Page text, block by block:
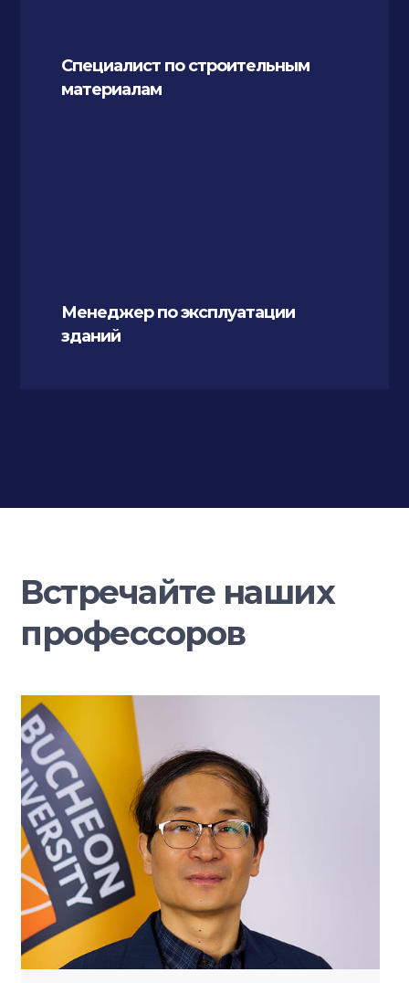
Специалист по строительным
материалам
Менеджер по эксплуатации
зданий
Встречайте наших
профессоров